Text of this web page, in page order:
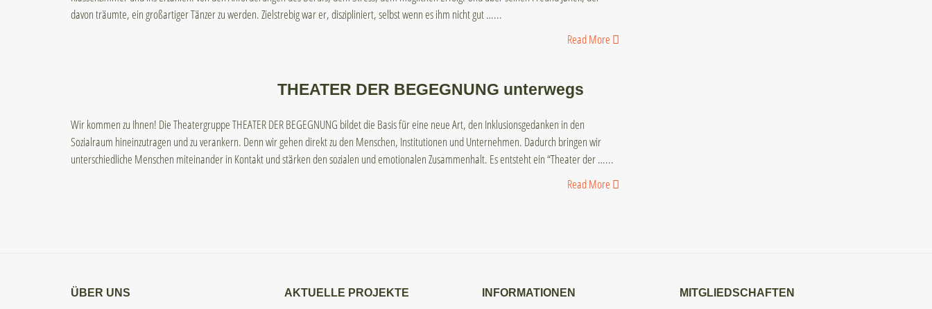
davon träumte, ein großartiger Tänzer zu werden. Zielstrebig war er, diszipliniert, selbst wenn es ihm nicht gut …...
Read More
THEATER DER BEGEGNUNG unterwegs
Wir kommen zu Ihnen! Die Theatergruppe THEATER DER BEGEGNUNG bildet die Basis für eine neue Art, den Inklusionsgedanken in den
Sozialraum hineinzutragen und zu verankern. Denn wir gehen direkt zu den Menschen, Institutionen und Unternehmen. Dadurch bringen wir
unterschiedliche Menschen miteinander in Kontakt und stärken den sozialen und emotionalen Zusammenhalt. Es entsteht ein “Theater der …...
Read More
ÜBER UNS AKTUELLE PROJEKTE INFORMATIONEN MITGLIEDSCHAFTEN